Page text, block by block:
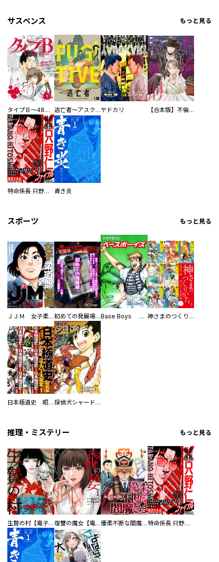
サスペンス もっと見る
タイプＢ～48時間後、致死率100％～【単話】 逃亡者～アスクレピオスの杖～ヤドカリ 【合本版】不倫処刑
特命係長 只野仁ファイナル 愛蔵版 青き炎
スポーツ もっと見る
ＪＪＭ 女子柔道部物語 社会人編 初めての発展場 【白抜き修正版】 Base Boys 新装版 神さまのつくりかた。スーパー大合本
日本極道史 昭和編 スーパー大合本 探偵犬シャードック（新装版）
推理・ミステリー もっと見る
生贄の村【電子単行本版】 復讐の魔女【電子単行本版】 優柔不断な閻魔さま 特命係長 只野仁ファイナル 愛蔵版